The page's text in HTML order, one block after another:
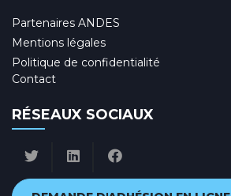
Partenaires ANDES
Mentions légales
Politique de confidentialité
Contact
RÉSEAUX SOCIAUX